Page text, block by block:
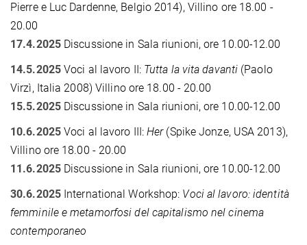
Pierre e Luc Dardenne, Belgio 2014), Villino ore 18.00 -
20.00
17.4.2025Discussione in Sala riunioni, ore 10.00-12.00
14.5.2025Voci al lavoro II: Tutta la vita davanti (Paolo
Virzì, Italia 2008) Villino ore 18.00 - 20.00
15.5.2025Discussione in Sala riunioni, ore 10.00-12.00
10.6.2025Voci al lavoro III:Her(Spike Jonze, USA 2013),
Villino ore 18.00 - 20.00
11.6.2025Discussione in Sala riunioni, ore 10.00-12.00
30.6.2025International Workshop: Voci al lavoro: identità
femminile e metamorfosi del capitalismo nel cinema
contemporaneo